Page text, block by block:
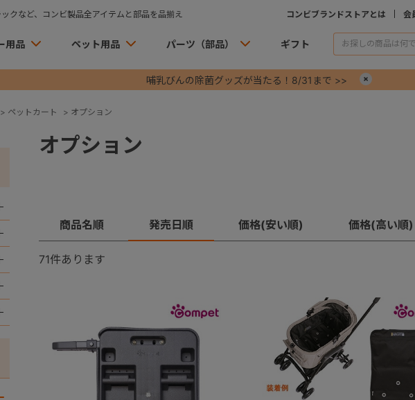
クなど、コンビ製品全アイテムと部品を品揃え コンビブランドストアとは 会
用品 ペット用品 パーツ（部品） ギフト
哺乳びんの除菌グッズが当たる！8/31まで >>
> ペットカート > オプション
オプション
商品名順 発売日順 価格(安い順) 価格(高い順)
71件あります